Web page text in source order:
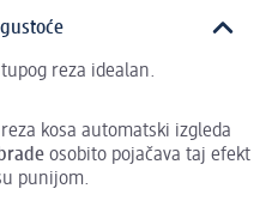
reza idealan.
kosa automatski izgleda
osobito pojačava taj efekt
punijom.